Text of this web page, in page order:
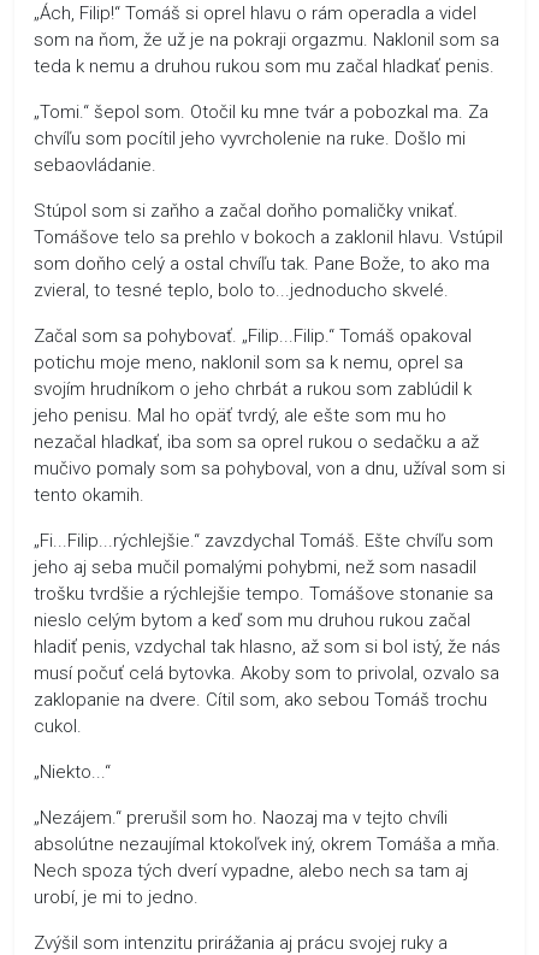
„Ách, Filip!“ Tomáš si oprel hlavu o rám operadla a videl
som na ňom, že už je na pokraji orgazmu. Naklonil som sa
teda k nemu a druhou rukou som mu začal hladkať penis.
„Tomi.“ šepol som. Otočil ku mne tvár a pobozkal ma. Za
chvíľu som pocítil jeho vyvrcholenie na ruke. Došlo mi
sebaovládanie.
Stúpol som si zaňho a začal doňho pomaličky vnikať.
Tomášove telo sa prehlo v bokoch a zaklonil hlavu. Vstúpil
som doňho celý a ostal chvíľu tak. Pane Bože, to ako ma
zvieral, to tesné teplo, bolo to...jednoducho skvelé.
Začal som sa pohybovať. „Filip...Filip.“ Tomáš opakoval
potichu moje meno, naklonil som sa k nemu, oprel sa
svojím hrudníkom o jeho chrbát a rukou som zablúdil k
jeho penisu. Mal ho opäť tvrdý, ale ešte som mu ho
nezačal hladkať, iba som sa oprel rukou o sedačku a až
mučivo pomaly som sa pohyboval, von a dnu, užíval som si
tento okamih.
„Fi...Filip...rýchlejšie.“ zavzdychal Tomáš. Ešte chvíľu som
jeho aj seba mučil pomalými pohybmi, než som nasadil
trošku tvrdšie a rýchlejšie tempo. Tomášove stonanie sa
nieslo celým bytom a keď som mu druhou rukou začal
hladiť penis, vzdychal tak hlasno, až som si bol istý, že nás
musí počuť celá bytovka. Akoby som to privolal, ozvalo sa
zaklopanie na dvere. Cítil som, ako sebou Tomáš trochu
cukol.
„Niekto...“
„Nezájem.“ prerušil som ho. Naozaj ma v tejto chvíli
absolútne nezaujímal ktokoľvek iný, okrem Tomáša a mňa.
Nech spoza tých dverí vypadne, alebo nech sa tam aj
urobí, je mi to jedno.
Zvýšil som intenzitu prirážania aj prácu svojej ruky a